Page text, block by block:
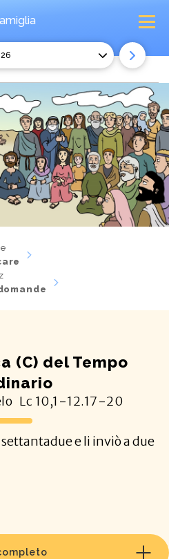
(C) del Tempo
Lc 10,1-12.17-20
e li inviò a due